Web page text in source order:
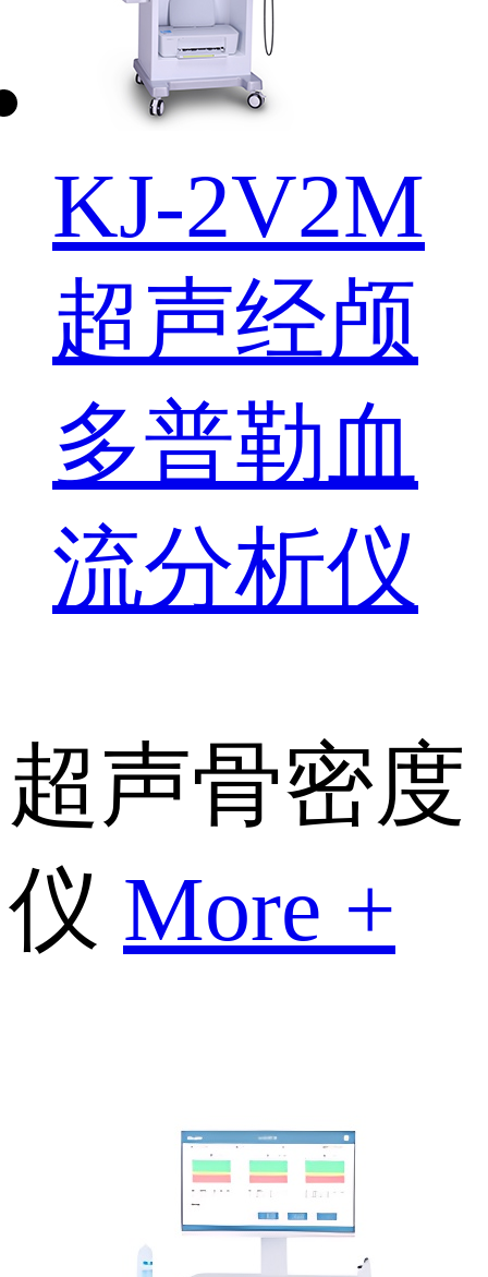
KJ-2V2M
超声经颅
多普勒血
流分析仪
超声骨密度
仪 More +